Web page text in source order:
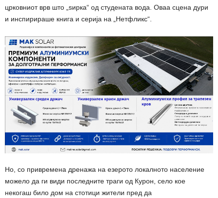
црковниот врв што „ѕирка“ од студената вода. Оваа сцена дури
и инспирираше книга и серија на „Нетфликс“.
Но, со привремена дренажа на езерото локалното население
можело да ги види последните траги од Курон, село кое
некогаш било дом на стотици жители пред да